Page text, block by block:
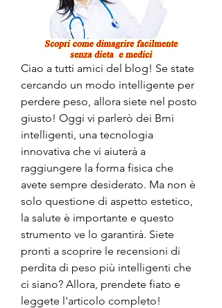
Ciao a tutti amici del blog! Se state
cercando un modo intelligente per
perdere peso, allora siete nel posto
giusto! Oggi vi parlerò dei Bmi
intelligenti, una tecnologia
innovativa che vi aiuterà a
raggiungere la forma fisica che
avete sempre desiderato. Ma non è
solo questione di aspetto estetico,
la salute è importante e questo
strumento ve lo garantirà. Siete
pronti a scoprire le recensioni di
perdita di peso più intelligenti che
ci siano? Allora, prendete fiato e
leggete l'articolo completo!